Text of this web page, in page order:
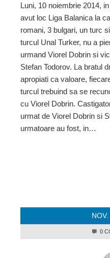
Luni, 10 noiembrie 2014,
avut loc Liga Balanica la
romani, 3 bulgari, un turc
turcul Unal Turker, nu a
urmand Viorel Dobrin si
Stefan Todorov. La bratul
apropiati ca valoare,
turcul trebuind sa se
cu Viorel Dobrin.
urmat de Viorel Dobrin si
urmatoare au fost, in…
NOV.
0